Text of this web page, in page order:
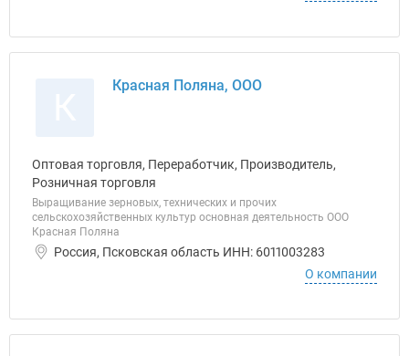
Красная Поляна, ООО
Оптовая торговля, Переработчик, Производитель,
Розничная торговля
Выращивание зерновых, технических и прочих
сельскохозяйственных культур основная деятельность ООО
Красная Поляна
Россия, Псковская область ИНН: 6011003283
О компании